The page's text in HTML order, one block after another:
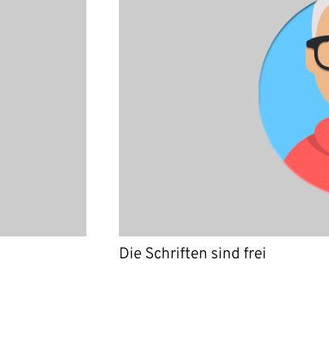
Die Schriften sind frei